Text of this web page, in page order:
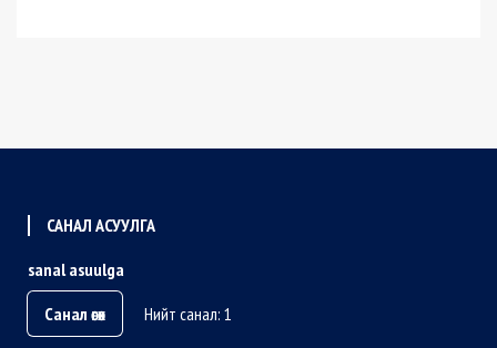
САНАЛ АСУУЛГА
sanal asuulga
Санал өгөх
Нийт санал: 1